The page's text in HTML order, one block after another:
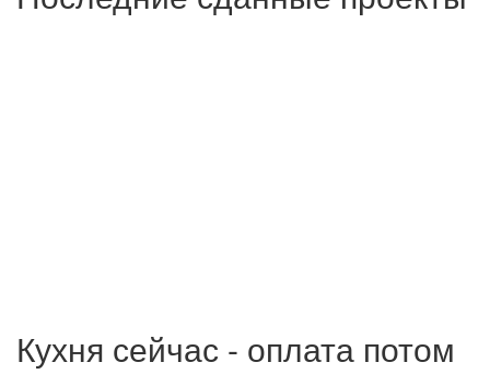
Кухня сейчас - оплата потом